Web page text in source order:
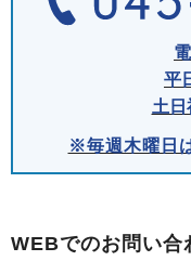
平
土
※毎週木曜日
WEBでのお問い合